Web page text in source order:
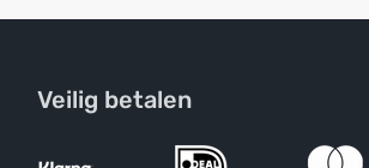
Veilig betalen